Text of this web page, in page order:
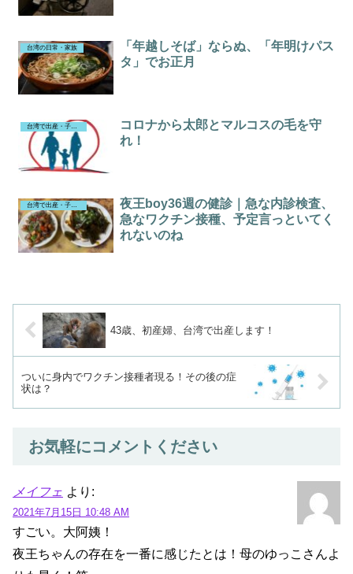
台湾の日常・家族
「年越しそば」ならぬ、「年明けパス
タ」でお正月
台湾で出産・子育て（43歳で出産）コロナから太郎とマルコスの毛を守
れ！
台湾で出産・子育て（43歳で出産）夜王boy36週の健診｜急な内診検査、
急なワクチン接種、予定言っといてく
れないのね
43歳、初産婦、台湾で出産します！
ついに身内でワクチン接種者現る！その後の症
状は？
お気軽にコメントください
メイフェ より:
2021年7月15日 10:48 AM
すごい。大阿姨！
夜王ちゃんの存在を一番に感じたとは！母のゆっこさんよ